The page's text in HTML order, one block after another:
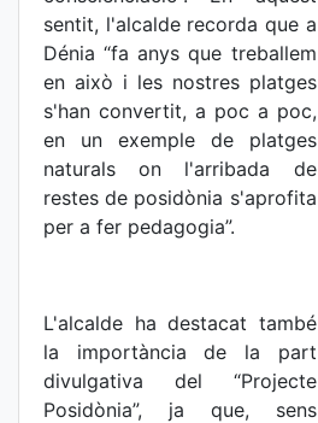
sentit, l'alcalde recorda que a
Dénia “fa anys que treballem
en això i les nostres platges
s'han convertit, a poc a poc,
en un exemple de platges
naturals on l'arribada de
restes de posidònia s'aprofita
per a fer pedagogia”.
L'alcalde ha destacat també
la importància de la part
divulgativa del “Projecte
Posidònia”, ja que, sens